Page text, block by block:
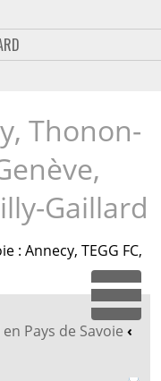
Thonon-
Gaillard
: Annecy, TEGG FC,
Pays de Savoie ‹